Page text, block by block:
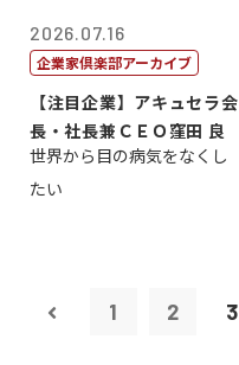
2026.07.16
企業家倶楽部アーカイブ
【注目企業】アキュセラ会
長・社長兼ＣＥＯ窪田 良
世界から目の病気をなくし
たい
1 2 3